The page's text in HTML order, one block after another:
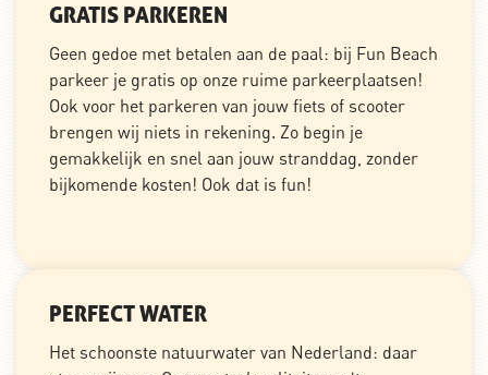
GRATIS PARKEREN
Geen gedoe met betalen aan de paal: bij Fun Beach
parkeer je gratis op onze ruime parkeerplaatsen!
Ook voor het parkeren van jouw fiets of scooter
brengen wij niets in rekening. Zo begin je
gemakkelijk en snel aan jouw stranddag, zonder
bijkomende kosten! Ook dat is fun!
PERFECT WATER
Het schoonste natuurwater van Nederland: daar